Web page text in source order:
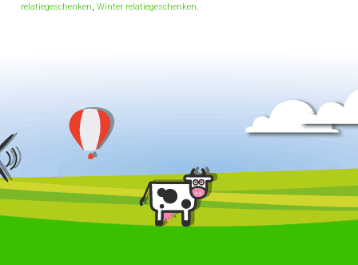
relatiegeschenken ,Winter relatiegeschenken